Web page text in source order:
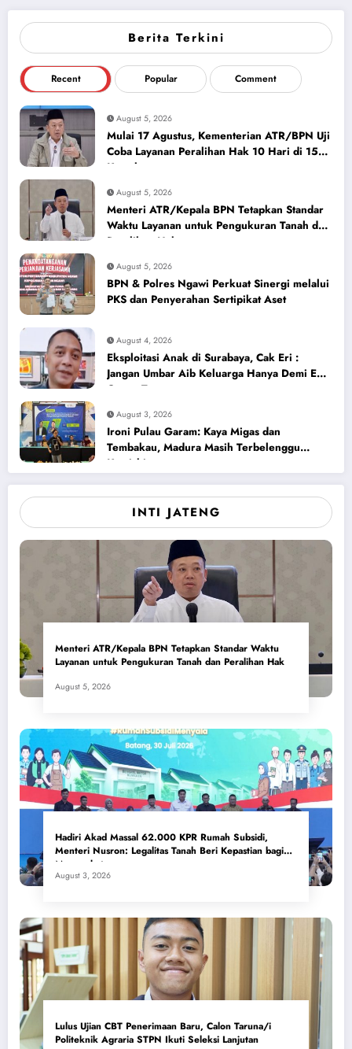
Berita Terkini
Recent Popular Comment
August 5, 2026
Mulai 17 Agustus, Kementerian ATR/BPN Uji
Coba Layanan Peralihan Hak 10 Hari di 15
Kantah
August 5, 2026
Menteri ATR/Kepala BPN Tetapkan Standar
Waktu Layanan untuk Pengukuran Tanah dan
Peralihan Hak
August 5, 2026
BPN & Polres Ngawi Perkuat Sinergi melalui
PKS dan Penyerahan Sertipikat Aset
August 4, 2026
Eksploitasi Anak di Surabaya, Cak Eri :
Jangan Umbar Aib Keluarga Hanya Demi Ego
Orang Tua
August 3, 2026
Ironi Pulau Garam: Kaya Migas dan
Tembakau, Madura Masih Terbelenggu
Kemiskinan
INTI JATENG
Menteri ATR/Kepala BPN Tetapkan Standar Waktu
Layanan untuk Pengukuran Tanah dan Peralihan Hak
August 5, 2026
Hadiri Akad Massal 62.000 KPR Rumah Subsidi,
Menteri Nusron: Legalitas Tanah Beri Kepastian bagi
Masyarakat
August 3, 2026
Lulus Ujian CBT Penerimaan Baru, Calon Taruna/i
Politeknik Agraria STPN Ikuti Seleksi Lanjutan